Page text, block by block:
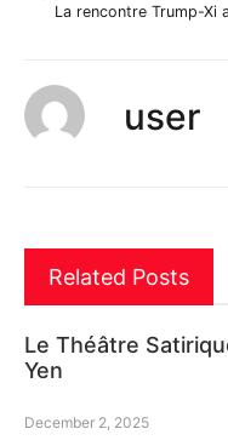
user
Related Posts
Le Théâtre
Yen
December 2, 2025